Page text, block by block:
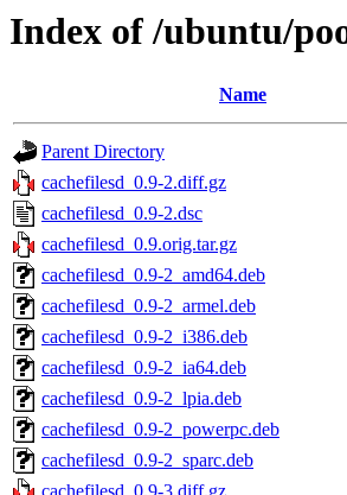
Index of /ubuntu/
Name
Parent Directory
cachefilesd_0.9-2.diff.gz
cachefilesd_0.9-2.dsc
cachefilesd_0.9.orig.tar.gz
cachefilesd_0.9-2_amd64.deb
cachefilesd_0.9-2_armel.deb
cachefilesd_0.9-2_i386.deb
cachefilesd_0.9-2_ia64.deb
cachefilesd_0.9-2_lpia.deb
cachefilesd_0.9-2_powerpc.deb
cachefilesd_0.9-2_sparc.deb